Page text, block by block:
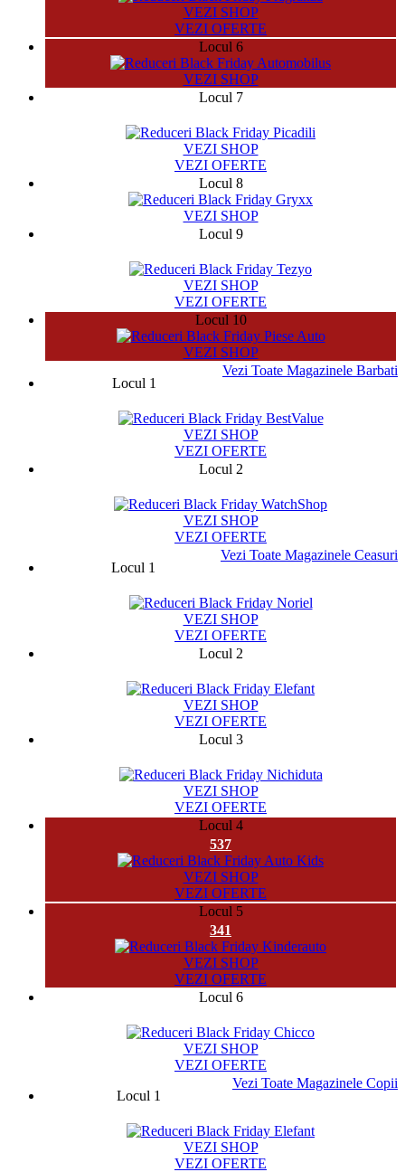
VEZI SHOP
VEZI OFERTE
Locul 6
VEZI SHOP
Locul 7
VEZI SHOP
VEZI OFERTE
Locul 8
VEZI SHOP
Locul 9
VEZI SHOP
VEZI OFERTE
Locul 10
VEZI SHOP
Vezi Toate Magazinele Barbati
Locul 1
VEZI SHOP
VEZI OFERTE
Locul 2
VEZI SHOP
VEZI OFERTE
Vezi Toate Magazinele Ceasuri
Locul 1
VEZI SHOP
VEZI OFERTE
Locul 2
VEZI SHOP
VEZI OFERTE
Locul 3
VEZI SHOP
VEZI OFERTE
Locul 4
537
VEZI SHOP
VEZI OFERTE
Locul 5
341
VEZI SHOP
VEZI OFERTE
Locul 6
VEZI SHOP
VEZI OFERTE
Vezi Toate Magazinele Copii
Locul 1
VEZI SHOP
VEZI OFERTE